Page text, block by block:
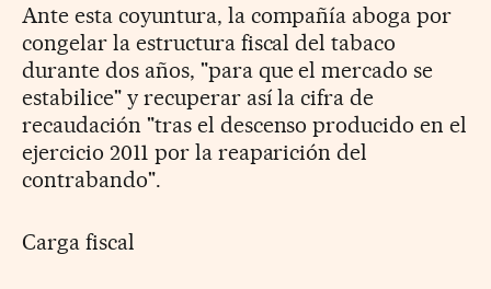
Ante esta coyuntura, la compañía aboga por
congelar la estructura fiscal del tabaco
durante dos años, "para que el mercado se
estabilice" y recuperar así la cifra de
recaudación "tras el descenso producido en el
ejercicio 2011 por la reaparición del
contrabando".
Carga fiscal